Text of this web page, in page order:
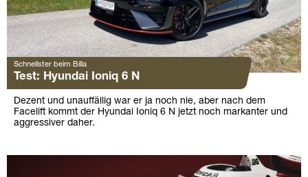
Schnellster beim Billa
Test: Hyundai Ioniq 6 N
Dezent und unauffällig war er ja noch nie, aber nach dem
Facelift kommt der Hyundai Ioniq 6 N jetzt noch markanter und
aggressiver daher.